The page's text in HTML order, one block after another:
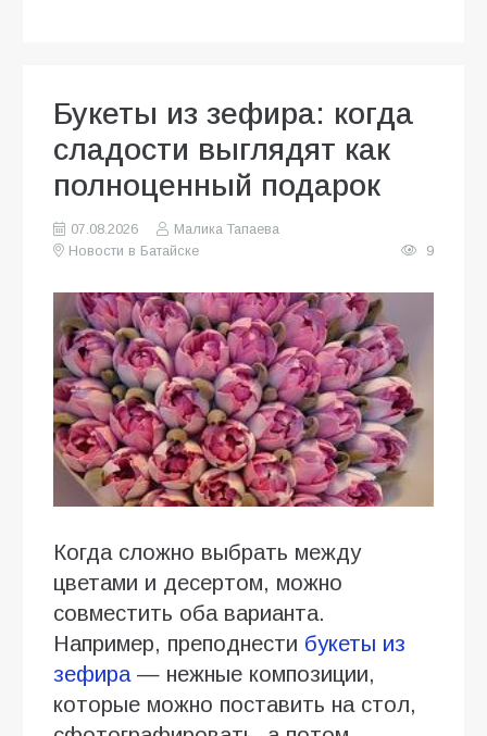
Букеты из зефира: когда
сладости выглядят как
полноценный подарок
07.08.2026
Малика Тапаева
Новости в Батайске
9
Когда сложно выбрать между
цветами и десертом, можно
совместить оба варианта.
Например, преподнести букеты из
зефира— нежные композиции,
которые можно поставить на стол,